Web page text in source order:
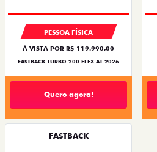
PESSOA FÍSICA
À VISTA POR R$ 119.990,00
FASTBACK TURBO 200 FLEX AT 2026
Quero agora!
FASTBACK